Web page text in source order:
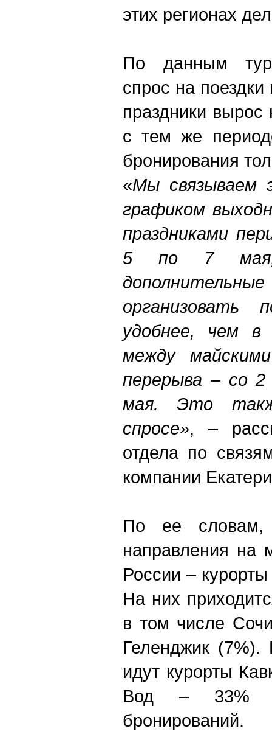
этих регионах
По данным
спрос на
праздники
с тем же
бронирования
«Мы связываем
графиком
праздниками
5 по 7 мая,
организовать
удобнее, чем
между
перерыва – со
мая. Это
спросе», –
отдела по
компании
По ее словам,
направления на
России –
На них
в том числе
Геленджик
идут курорты
Вод – 33%